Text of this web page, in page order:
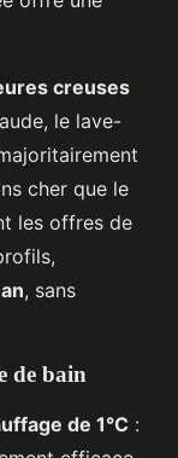
creuses
le lave-
cher que le
les offres de
, sans
de bain
de 1°C :